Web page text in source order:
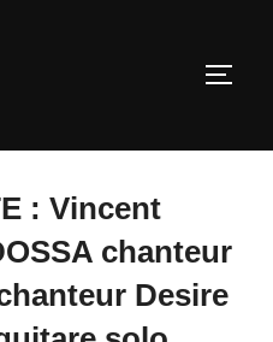
: Vincent
chanteur
Desire